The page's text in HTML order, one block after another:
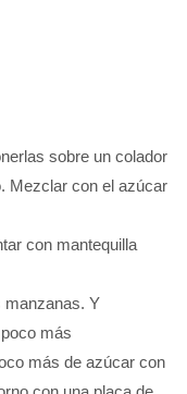
sobre un colador
Mezclar con el azúcar
con mantequilla
manzanas. Y
más
más de azúcar con